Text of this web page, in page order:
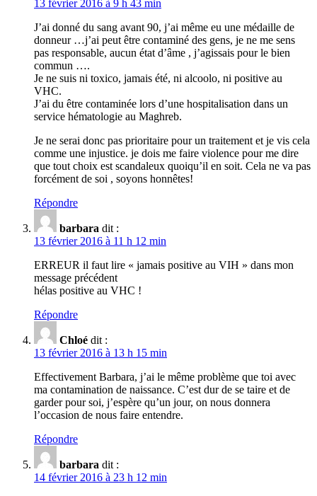
13 février 2016 à 9 h 43 min
J’ai donné du sang avant 90, j’ai même eu une médaille de
donneur …j’ai peut être contaminé des gens, je ne me sens
pas responsable, aucun état d’âme , j’agissais pour le bien
commun ….
Je ne suis ni toxico, jamais été, ni alcoolo, ni positive au
VHC.
J’ai du être contaminée lors d’une hospitalisation dans un
service hématologie au Maghreb.
Je ne serai donc pas prioritaire pour un traitement et je vis cela
comme une injustice. je dois me faire violence pour me dire
que tout choix est scandaleux quoiqu’il en soit. Cela ne va pas
forcément de soi , soyons honnêtes!
Répondre
barbara dit :
13 février 2016 à 11 h 12 min
ERREUR il faut lire « jamais positive au VIH » dans mon
message précédent
hélas positive au VHC !
Répondre
Chloé dit :
13 février 2016 à 13 h 15 min
Effectivement Barbara, j’ai le même problème que toi avec
ma contamination de naissance. C’est dur de se taire et de
garder pour soi, j’espère qu’un jour, on nous donnera
l’occasion de nous faire entendre.
Répondre
barbara dit :
14 février 2016 à 23 h 12 min